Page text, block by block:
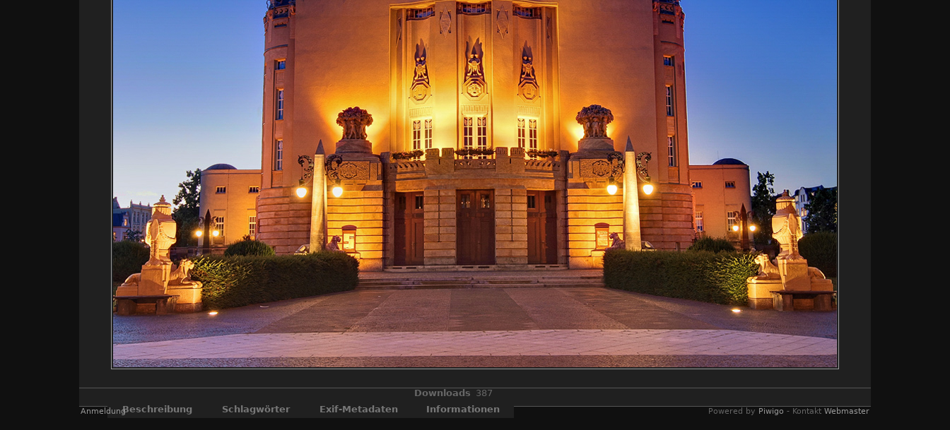
Downloads 387
Beschreibung
Schlagwörter Exif-Metadaten
Informationen
Anmeldung Powered by Piwigo - Kontakt Webmaster